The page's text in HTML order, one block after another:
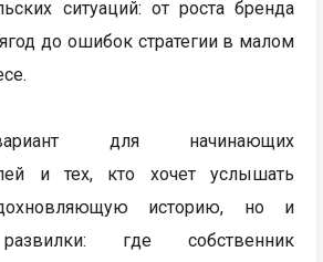
ситуаций: от роста бренда
до ошибок стратегии в малом
для начинающих
и тех, кто хочет услышать
историю, но и
где собственник